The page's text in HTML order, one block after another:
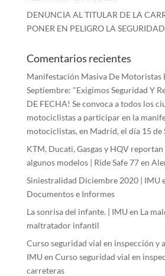
DENUNCIA AL TITULAR DE LA
PONER EN PELIGRO LA SEGURIDAD
Comentarios recientes
Manifestación Masiva De Motoristas
Septiembre: "Exigimos Seguridad Y
DE FECHA! Se convoca a todos los
motociclistas a participar en la
motociclistas, en Madrid, el día 15 de
KTM, Ducati, Gasgas y HQV
algunos modelos | Ride Safe 77en
Siniestralidad Diciembre 2020 | IMU
Documentos e Informes
La sonrisa del infante. | IMU en La
maltratador infantil
Curso seguridad vial en inspección y
IMU en Curso seguridad vial en
carreteras